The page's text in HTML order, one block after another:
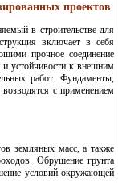
проектов
в строительстве для
включает в себя
прочное соединение
устойчивости к внешним
работ. Фундаменты,
с применением
земляных масс, а также
Обрушение грунта
условий окружающей